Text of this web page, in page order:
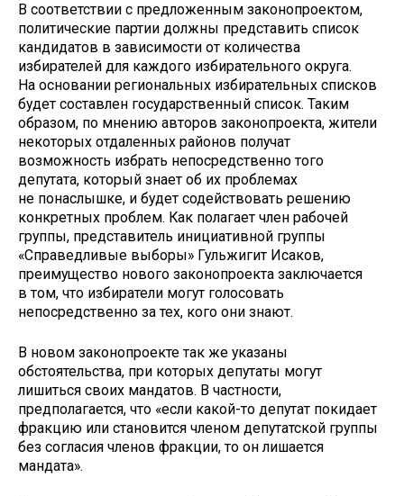
В соответствии с предложенным законопроектом,
политические партии должны представить список
кандидатов в зависимости от количества
избирателей для каждого избирательного округа.
На основании региональных избирательных списков
будет составлен государственный список. Таким
образом, по мнению авторов законопроекта, жители
некоторых отдаленных районов получат
возможность избрать непосредственно того
депутата, который знает об их проблемах
не понаслышке, и будет содействовать решению
конкретных проблем. Как полагает член рабочей
группы, представитель инициативной группы
«Справедливые выборы» Гульжигит Исаков,
преимущество нового законопроекта заключается
в том, что избиратели могут голосовать
непосредственно за тех, кого они знают.
В новом законопроекте так же указаны
обстоятельства, при которых депутаты могут
лишиться своих мандатов. В частности,
предполагается, что «если какой-то депутат покидает
фракцию или становится членом депутатской группы
без согласия членов фракции, то он лишается
мандата».